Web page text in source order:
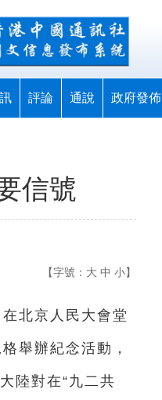
評論 通說 政府發佈
信號
【字號： 大 中 小】
北京人民大會堂
舉辦紀念活動，
陸對在“九二共